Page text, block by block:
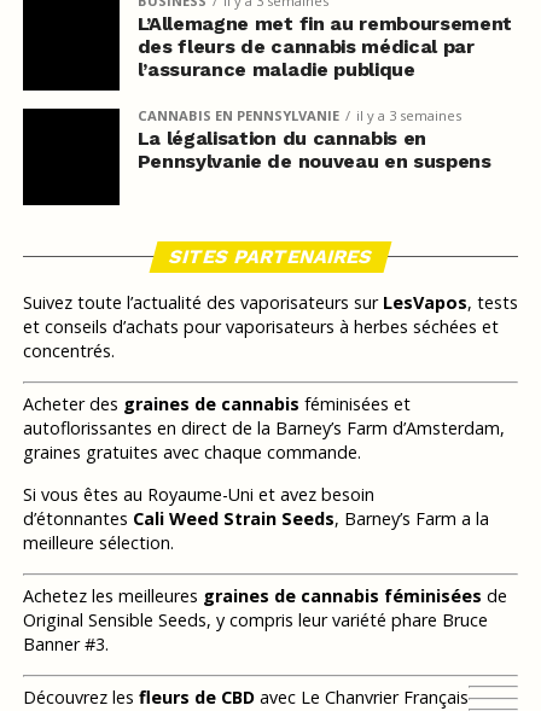
L’Allemagne met fin au remboursement
des fleurs de cannabis médical par
l’assurance maladie publique
CANNABIS EN PENNSYLVANIE il y a 3 semaines
La légalisation du cannabis en
Pennsylvanie de nouveau en suspens
SITES PARTENAIRES
Suivez toute l’actualité des vaporisateurs sur LesVapos, tests
et conseils d’achats pour vaporisateurs à herbes séchées et
concentrés.
Acheter des graines de cannabis féminisées et
autoflorissantes en direct de la Barney’s Farm d’Amsterdam,
graines gratuites avec chaque commande.
Si vous êtes au Royaume-Uni et avez besoin
d’étonnantes Cali Weed Strain Seeds, Barney’s Farm a la
meilleure sélection.
Achetez les meilleures graines de cannabis féminisées de
Original Sensible Seeds, y compris leur variété phare Bruce
Banner #3.
Découvrez les fleurs de CBDavec Le Chanvrier Français